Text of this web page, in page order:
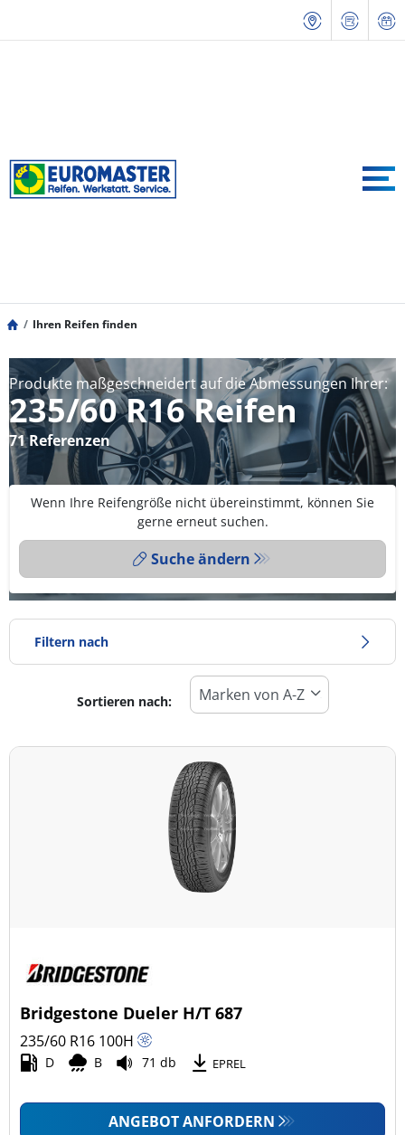
Ihren Reifen finden
Produkte maßgeschneidert auf die Abmessungen Ihrer:
235/60 R16 Reifen
71 Referenzen
Wenn Ihre Reifengröße nicht übereinstimmt, können Sie
gerne erneut suchen.
Suche ändern
Filtern nach
Reifentyp
Alle Arten (71)
Ganzjahresreifen (22)
Pkw (39)
Transporter (1)
Wohnmobil (0)
Sortieren nach:
Bridgestone Dueler H/T 687
235/60 R16 100H
D B 71 db EPREL
ANGEBOT ANFORDERN